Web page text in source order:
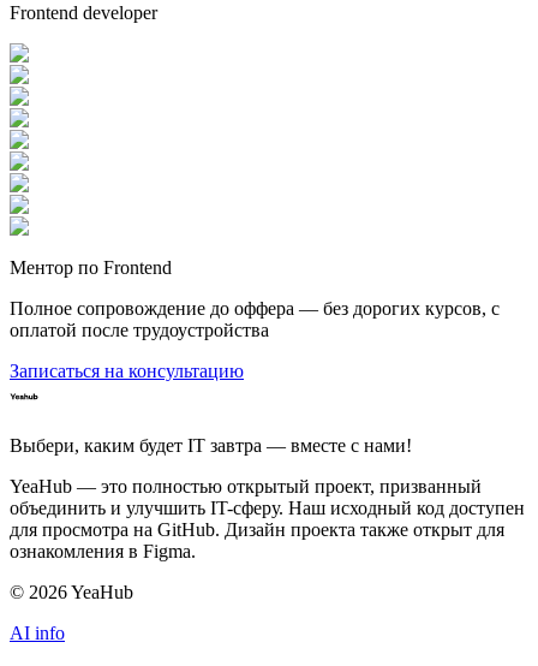
Frontend developer
Ментор по Frontend
Полное сопровождение до оффера — без дорогих курсов, с
оплатой после трудоустройства
Записаться на консультацию
Выбери, каким будет IT завтра — вместе c нами!
YeaHub — это полностью открытый проект, призванный
объединить и улучшить IT-сферу. Наш исходный код доступен
для просмотра на GitHub. Дизайн проекта также открыт для
ознакомления в Figma.
© 2026YeaHub
AI info